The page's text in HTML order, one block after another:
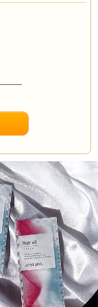
ス配合。
おい纏う、美しい素
。爽やかでふんわり